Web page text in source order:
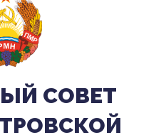
CОВЕТ